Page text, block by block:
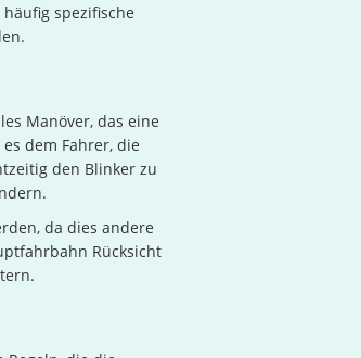
spezifische
Manöver, das eine
dem Fahrer, die
den Blinker zu
da dies andere
Rücksicht